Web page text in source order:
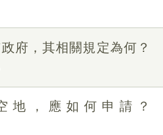
府，其相關規定為何？
地，應如何申請？